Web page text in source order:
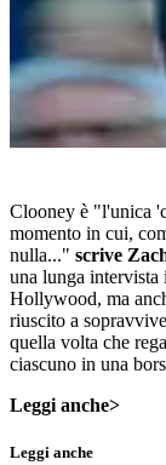
Clooney è "l'unica
momento in cui,
nulla..." scrive
una lunga intervista
Hollywood, ma
riuscito a
quella volta che
ciascuno in una
Leggi anche>
Leggi anche